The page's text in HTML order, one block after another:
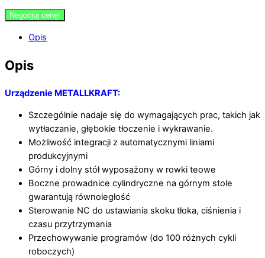
Negocjuj cenę!
Opis
Opis
Urządzenie METALLKRAFT:
Szczególnie nadaje się do wymagających prac, takich jak
wytłaczanie, głębokie tłoczenie i wykrawanie.
Możliwość integracji z automatycznymi liniami
produkcyjnymi
Górny i dolny stół wyposażony w rowki teowe
Boczne prowadnice cylindryczne na górnym stole
gwarantują równoległość
Sterowanie NC do ustawiania skoku tłoka, ciśnienia i
czasu przytrzymania
Przechowywanie programów (do 100 różnych cykli
roboczych)